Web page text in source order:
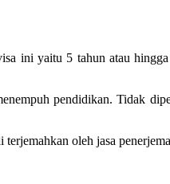
ini yaitu 5 tahun atau
pendidikan. Tidak
oleh jasa